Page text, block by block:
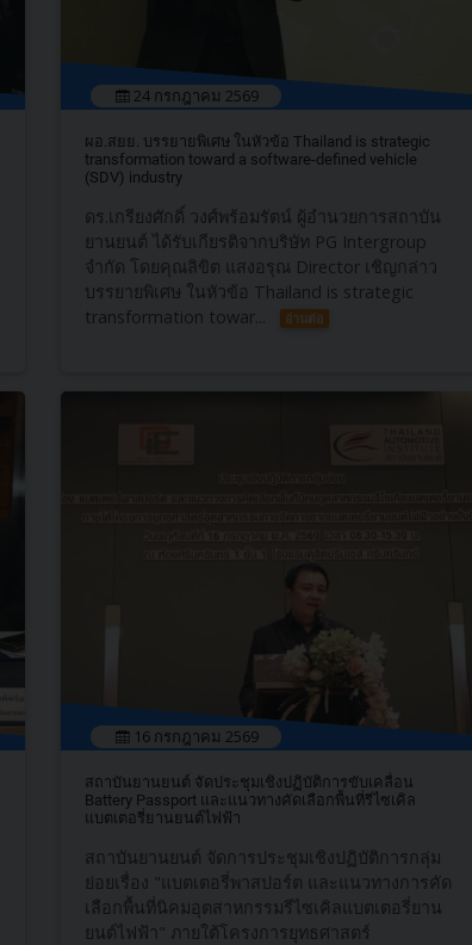
24 กรกฎาคม 2569
ผอ.สยย. บรรยายพิเศษ ในหัวข้อ Thailand is strategic
transformation toward a software-defined vehicle
(SDV) industry
ดร.เกรียงศักดิ์ วงศ์พร้อมรัตน์ ผู้อำนวยการสถาบัน
ยานยนต์ ได้รับเกียรติจากบริษัท PG Intergroup
จำกัด โดยคุณลิขิต แสงอรุณ Director เชิญกล่าว
บรรยายพิเศษ ในหัวข้อ Thailand is strategic
transformation towar...
อ่านต่อ
16 กรกฎาคม 2569
สถาบันยานยนต์ จัดประชุมเชิงปฏิบัติการขับเคลื่อน
Battery Passport และแนวทางคัดเลือกพื้นที่รีไซเคิล
แบตเตอรี่ยานยนต์ไฟฟ้า
สถาบันยานยนต์ จัดการประชุมเชิงปฏิบัติการกลุ่ม
ย่อยเรื่อง "แบตเตอรี่พาสปอร์ต และแนวทางการคัด
เลือกพื้นที่นิคมอุตสาหกรรมรีไซเคิลแบตเตอรี่ยาน
ยนต์ไฟฟ้า" ภายใต้โครงการยุทธศาสตร์